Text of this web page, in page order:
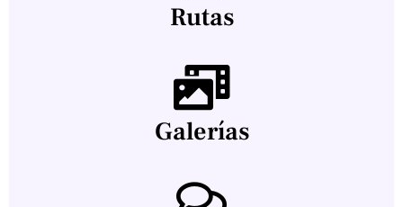
Rutas
Galerías